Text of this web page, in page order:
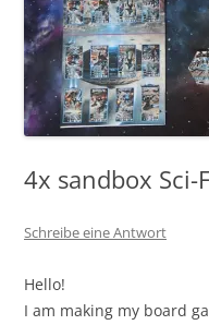
4x sandbox Sci-
Schreibe eine Antwort
Hello!
I am making my board